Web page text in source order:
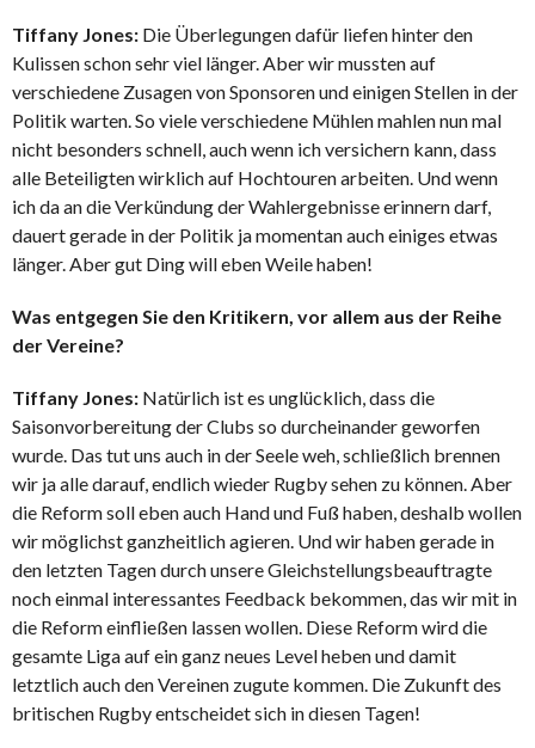
Tiffany Jones: Die Überlegungen dafür liefen hinter den
Kulissen schon sehr viel länger. Aber wir mussten auf
verschiedene Zusagen von Sponsoren und einigen Stellen in der
Politik warten. So viele verschiedene Mühlen mahlen nun mal
nicht besonders schnell, auch wenn ich versichern kann, dass
alle Beteiligten wirklich auf Hochtouren arbeiten. Und wenn
ich da an die Verkündung der Wahlergebnisse erinnern darf,
dauert gerade in der Politik ja momentan auch einiges etwas
länger. Aber gut Ding will eben Weile haben!
Was entgegen Sie den Kritikern, vor allem aus der Reihe
der Vereine?
Tiffany Jones: Natürlich ist es unglücklich, dass die
Saisonvorbereitung der Clubs so durcheinander geworfen
wurde. Das tut uns auch in der Seele weh, schließlich brennen
wir ja alle darauf, endlich wieder Rugby sehen zu können. Aber
die Reform soll eben auch Hand und Fuß haben, deshalb wollen
wir möglichst ganzheitlich agieren. Und wir haben gerade in
den letzten Tagen durch unsere Gleichstellungsbeauftragte
noch einmal interessantes Feedback bekommen, das wir mit in
die Reform einfließen lassen wollen. Diese Reform wird die
gesamte Liga auf ein ganz neues Level heben und damit
letztlich auch den Vereinen zugute kommen. Die Zukunft des
britischen Rugby entscheidet sich in diesen Tagen!